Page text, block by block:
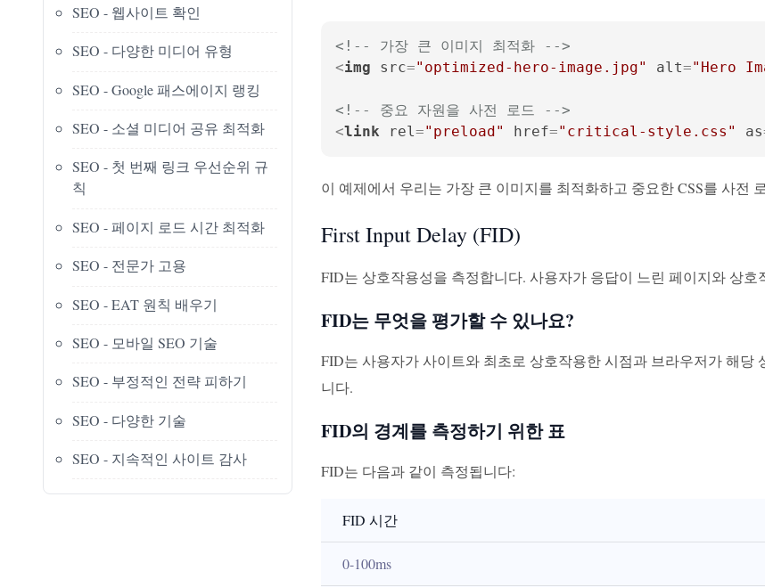
SEO - 웹사이트 확인
SEO - 다양한 미디어 유형
SEO - Google 패스에이지 랭킹
SEO - 소셜 미디어 공유 최적화
SEO - 첫 번째 링크 우선순위 규
칙
SEO - 페이지 로드 시간 최적화
SEO - 전문가 고용
SEO - EAT 원칙 배우기
SEO - 모바일 SEO 기술
SEO - 부정적인 전략 피하기
SEO - 다양한 기술
SEO - 지속적인 사이트 감사
<!-- 가장 큰 이미지 최적화 -->
<img src="optimized-hero-image.jpg" alt="Hero
<!-- 중요 자원을 사전 로드 -->
<link rel="preload" href="critical-style.css" as
이 예제에서 우리는 가장 큰 이미지를 최적화하고 중요한 CSS를 사전
First Input Delay (FID)
FID는 상호작용성을 측정합니다. 사용자가 응답이 느린 페이지와 상
FID는 무엇을 평가할 수 있나요?
FID는 사용자가 사이트와 최초로 상호작용한 시점과 브라우저가 해
니다.
FID의 경계를 측정하기 위한 표
FID는 다음과 같이 측정됩니다:
FID 시간
0-100ms